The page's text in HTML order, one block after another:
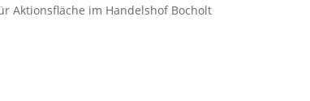
Aktionsfläche im Handelshof Bocholt